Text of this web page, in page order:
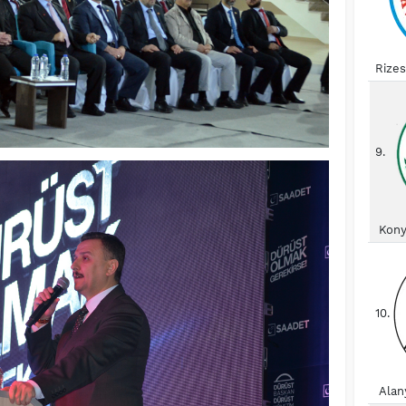
9.
10.